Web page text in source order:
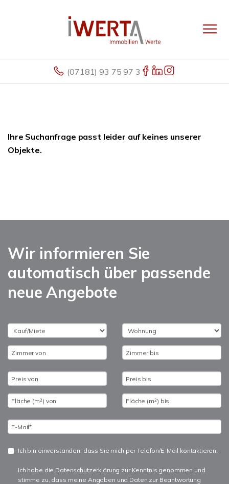
(07181) 93 75 97 3
Ihre Suchanfrage passt leider auf keines unserer
Objekte.
Wir informieren Sie
automatisch über passende
neue Angebote
Ich bin einverstanden, dass Sie mich per Telefon/E-Mail kontaktieren.
Ich habe die Datenschutzerklärung zur Kenntnis genommen und
stimme zu, dass meine Angaben und Daten zur Beantwortung